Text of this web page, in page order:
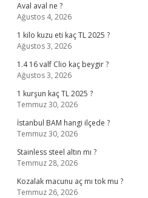
Aval aval ne ?
Ağustos 4, 2026
1 kilo kuzu eti kaç TL 2025 ?
Ağustos 3, 2026
1.4 16 valf Clio kaç beygir ?
Ağustos 3, 2026
1 kurşun kaç TL 2025 ?
Temmuz 30, 2026
İstanbul BAM hangi ilçede ?
Temmuz 30, 2026
Stainless steel altın mı ?
Temmuz 28, 2026
Kozalak macunu aç mı tok mu ?
Temmuz 26, 2026